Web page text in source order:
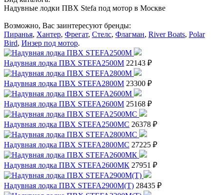
Надувные лодки ПВХ Stefa под мотор в Москве
Возможно, Вас заинтересуют бренды:
Пиранья, Хантер, Фрегат, Стелс, Флагман, River Boats, Polar
Bird, Инзер под мотор.
Надувная лодка ПВХ STEFA2500M 22143 ₽
Надувная лодка ПВХ STEFA2800М 23300 ₽
Надувная лодка ПВХ STEFA2600М 25168 ₽
Надувная лодка ПВХ STEFA2500МС 26378 ₽
Надувная лодка ПВХ STEFA2800МС 27225 ₽
Надувная лодка ПВХ STEFA2600МК 27951 ₽
Надувная лодка ПВХ STEFA2900М(Т) 28435 ₽